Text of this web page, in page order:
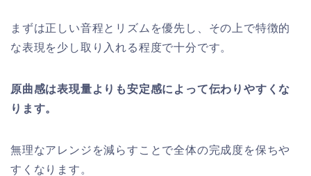
まずは正しい音程とリズムを優先し、その上で特徴的
な表現を少し取り入れる程度で十分です。
原曲感は表現量よりも安定感によって伝わりやすくな
ります。
無理なアレンジを減らすことで全体の完成度を保ちや
すくなります。